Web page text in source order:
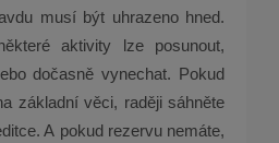
musí být uhrazeno hned.
aktivity lze posunout,
dočasně vynechat. Pokud
základní věci, raději sáhněte
A pokud rezervu nemáte,